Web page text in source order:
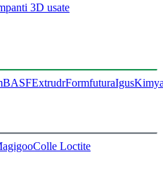
3D usate
BASFExtrudrFormfuturaIgus
Colle Loctite